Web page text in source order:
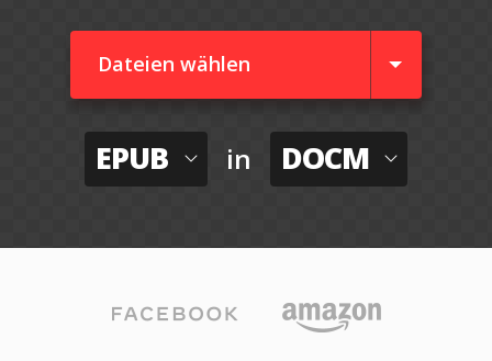
Dateien wählen
EPUB in DOCM